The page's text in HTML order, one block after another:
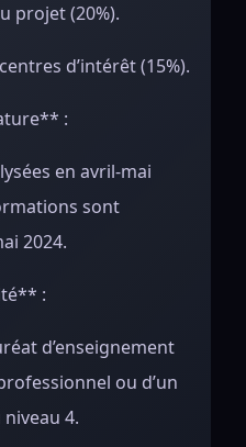
projet (20%).
d’intérêt (15%).
:
en avril-mai
sont
2024.
:
d’enseignement
ou d’un
4.